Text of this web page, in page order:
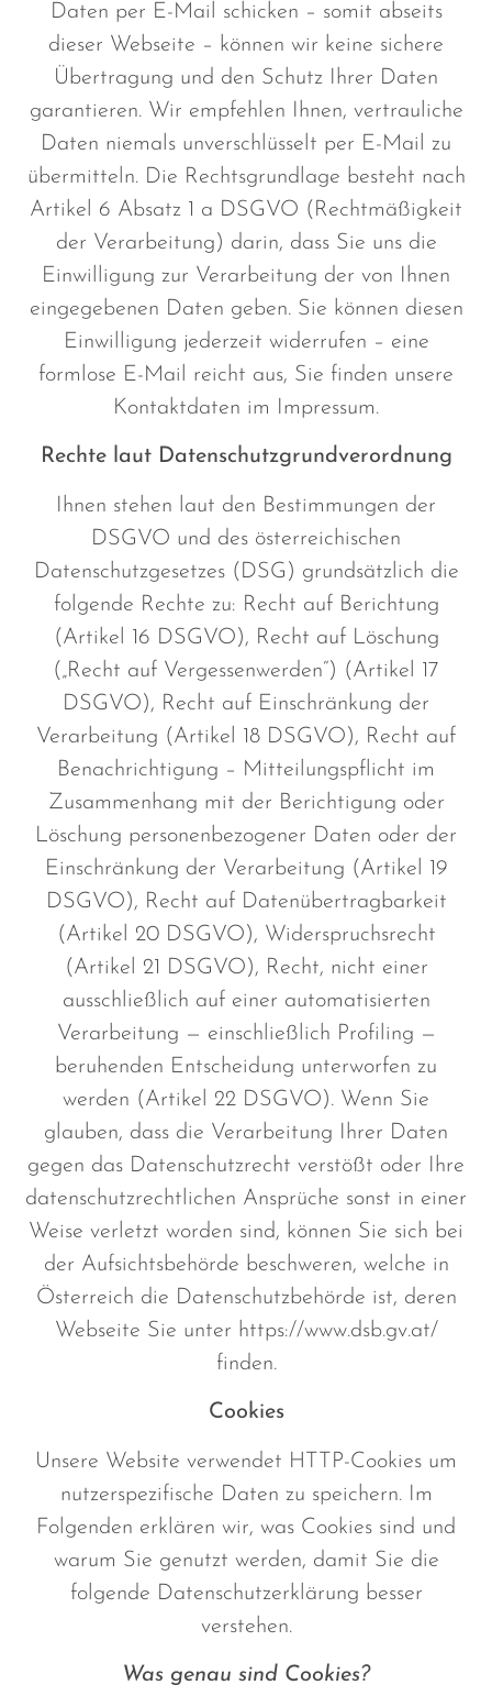
Daten per E-Mail schicken – somit abseits
dieser Webseite – können wir keine sichere
Übertragung und den Schutz Ihrer Daten
garantieren. Wir empfehlen Ihnen, vertrauliche
Daten niemals unverschlüsselt per E-Mail zu
übermitteln. Die Rechtsgrundlage besteht nach
Artikel 6 Absatz 1 a DSGVO (Rechtmäßigkeit
der Verarbeitung) darin, dass Sie uns die
Einwilligung zur Verarbeitung der von Ihnen
eingegebenen Daten geben. Sie können diesen
Einwilligung jederzeit widerrufen – eine
formlose E-Mail reicht aus, Sie finden unsere
Kontaktdaten im Impressum.
Rechte laut Datenschutzgrundverordnung
Ihnen stehen laut den Bestimmungen der
DSGVO und des österreichischen
Datenschutzgesetzes (DSG) grundsätzlich die
folgende Rechte zu: Recht auf Berichtung
(Artikel 16 DSGVO), Recht auf Löschung
(„Recht auf Vergessenwerden“) (Artikel 17
DSGVO), Recht auf Einschränkung der
Verarbeitung (Artikel 18 DSGVO), Recht auf
Benachrichtigung – Mitteilungspflicht im
Zusammenhang mit der Berichtigung oder
Löschung personenbezogener Daten oder der
Einschränkung der Verarbeitung (Artikel 19
DSGVO), Recht auf Datenübertragbarkeit
(Artikel 20 DSGVO), Widerspruchsrecht
(Artikel 21 DSGVO), Recht, nicht einer
ausschließlich auf einer automatisierten
Verarbeitung — einschließlich Profiling —
beruhenden Entscheidung unterworfen zu
werden (Artikel 22 DSGVO). Wenn Sie
glauben, dass die Verarbeitung Ihrer Daten
gegen das Datenschutzrecht verstößt oder Ihre
datenschutzrechtlichen Ansprüche sonst in einer
Weise verletzt worden sind, können Sie sich bei
der Aufsichtsbehörde beschweren, welche in
Österreich die Datenschutzbehörde ist, deren
Webseite Sie unter https://www.dsb.gv.at/
finden.
Cookies
Unsere Website verwendet HTTP-Cookies um
nutzerspezifische Daten zu speichern. Im
Folgenden erklären wir, was Cookies sind und
warum Sie genutzt werden, damit Sie die
folgende Datenschutzerklärung besser
verstehen.
Was genau sind Cookies?